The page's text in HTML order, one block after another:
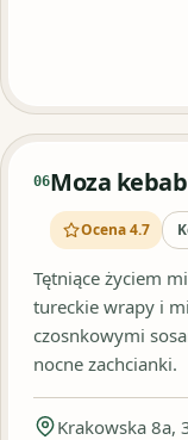
06Moza kebab
Ocena 4.7
Tętniące życiem
tureckie wrapy i
czosnkowymi
nocne zachcianki.
Krakowska 8a,